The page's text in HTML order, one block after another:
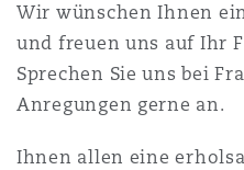
Wir wünschen Ihnen
und freuen uns auf Ihr
Sprechen Sie uns bei
Anregungen gerne an.
Ihnen allen eine